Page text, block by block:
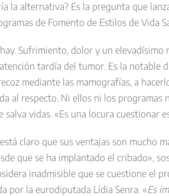
la alternativa? Es la pregunta que
de Fomento de Estilos de Vida
Sufrimiento, dolor y un
tardía del tumor. Es la notable
mediante las mamografías, a
al respecto. Ni ellos ni los programas
vidas. «Es una locura cuestionar
claro que sus ventajas son mucho
que se ha implantado el cribado»,
inadmisible que se cuestione el
por la eurodiputada Lídia Senra. «Es